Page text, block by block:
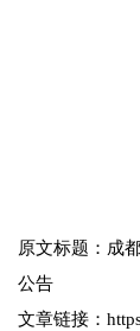
原文标题：成
公告
文章链接：